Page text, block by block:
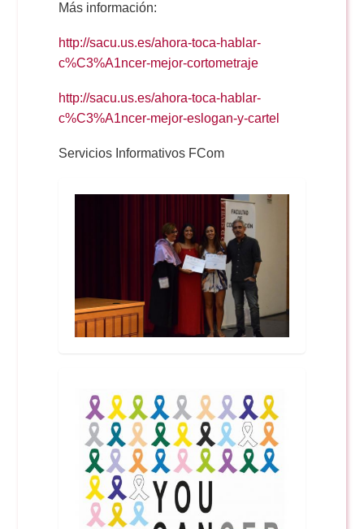
Más información:
http://sacu.us.es/ahora-toca-hablar-
c%C3%A1ncer-mejor-cortometraje
http://sacu.us.es/ahora-toca-hablar-
c%C3%A1ncer-mejor-eslogan-y-cartel
Servicios Informativos FCom